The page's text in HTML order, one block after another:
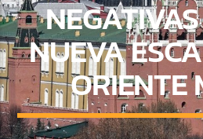
CURRENT TRACK
TITLE
ARTIST
NUEVA
ORIENTE